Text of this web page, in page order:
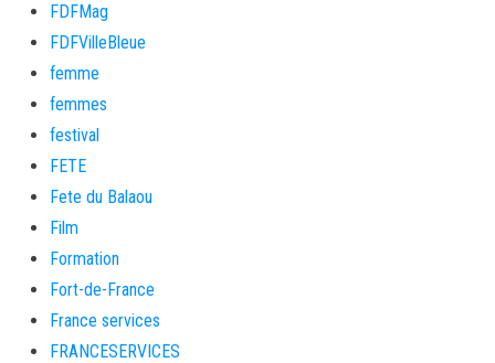
FDFMag
FDFVilleBleue
femme
femmes
festival
FETE
Fete du Balaou
Film
Formation
Fort-de-France
France services
FRANCESERVICES